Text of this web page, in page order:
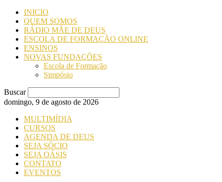
INICIO
QUEM SOMOS
RÁDIO MÃE DE DEUS
ESCOLA DE FORMAÇÃO ONLINE
ENSINOS
NOVAS FUNDAÇÕES
Escola de Formação
Simpósio
Buscar
domingo, 9 de agosto de 2026
MULTIMÍDIA
CURSOS
AGENDA DE DEUS
SEJA SÓCIO
SEJA OÁSIS
CONTATO
EVENTOS